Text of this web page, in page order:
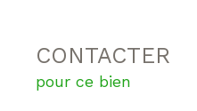
CONTACTER
pour ce bien